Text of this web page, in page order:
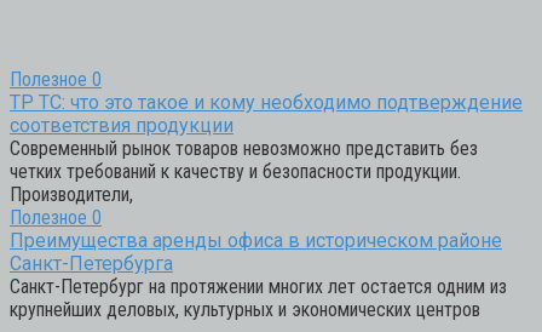
Полезное 0
ТР ТС: что это такое и кому необходимо подтверждение
соответствия продукции
Современный рынок товаров невозможно представить без
четких требований к качеству и безопасности продукции.
Производители,
Полезное 0
Преимущества аренды офиса в историческом районе
Санкт-Петербурга
Санкт-Петербург на протяжении многих лет остается одним из
крупнейших деловых, культурных и экономических центров